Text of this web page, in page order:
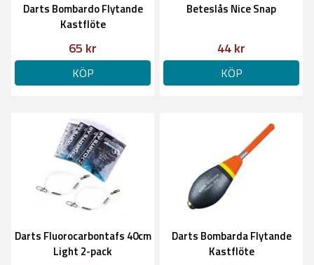
Darts Bombardo Flytande
Kastflöte
65 kr
KÖP
Beteslås Nice Snap
44 kr
KÖP
Darts Fluorocarbontafs 40cm
Light 2-pack
Darts Bombarda Flytande
Kastflöte